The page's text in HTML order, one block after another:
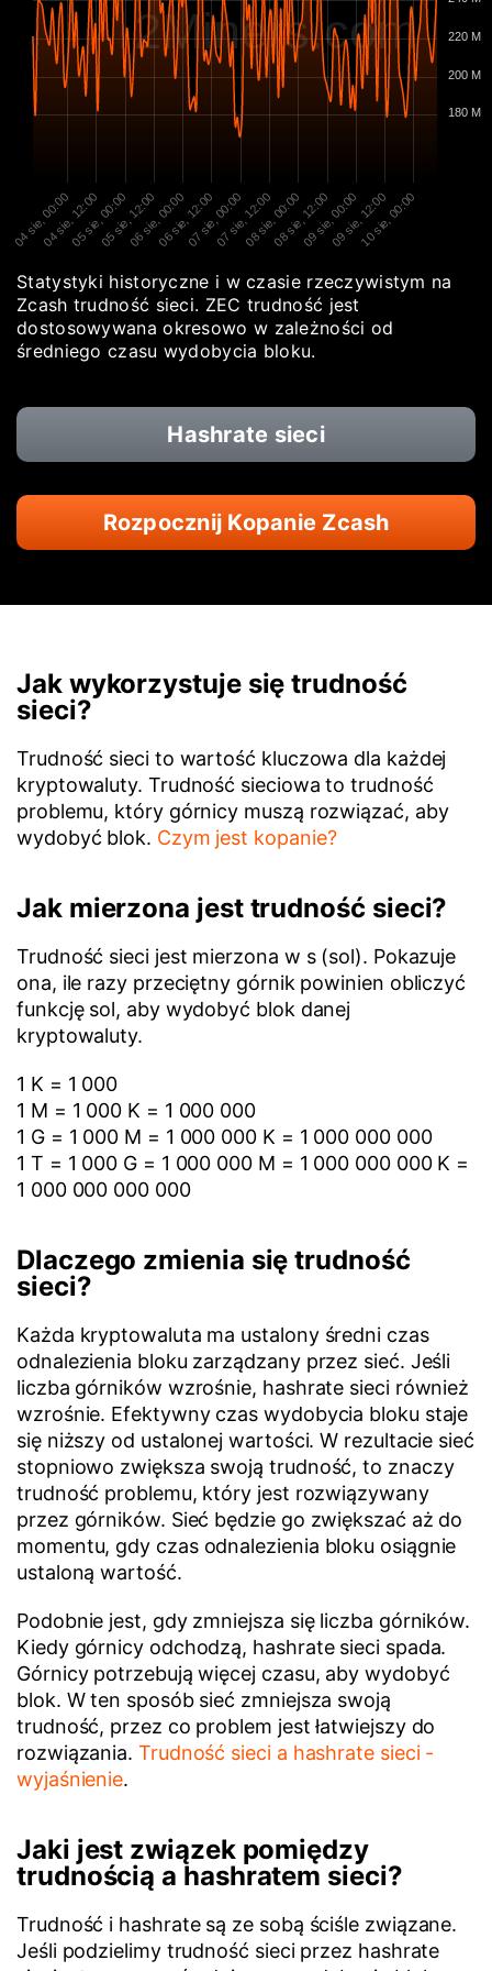
2Miners.com
04 sie, 00:00
04 sie, 12:0005 sie, 00:0005 sie, 12:0006 sie, 00:0006 sie, 12:0007 sie, 00:0007 sie, 12:0008 sie, 00:0008 sie, 12:0009 sie, 00:0009 sie, 12:0010 sie, 00:00
180 M
200 M
220 M
Statystyki historyczne i w czasie rzeczywistym na
Zcash trudność sieci. ZEC trudność jest
dostosowywana okresowo w zależności od
średniego czasu wydobycia bloku.
Hashrate sieci
Rozpocznij Kopanie Zcash
Jak wykorzystuje się trudność
sieci?
Trudność sieci to wartość kluczowa dla każdej
kryptowaluty. Trudność sieciowa to trudność
problemu, który górnicy muszą rozwiązać, aby
wydobyć blok. Czym jest kopanie?
Jak mierzona jest trudność sieci?
Trudność sieci jest mierzona w s (sol). Pokazuje
ona, ile razy przeciętny górnik powinien obliczyć
funkcję sol, aby wydobyć blok danej
kryptowaluty.
1 K = 1 000
1 M = 1 000 K = 1 000 000
1 G = 1 000 M = 1 000 000 K = 1 000 000 000
1 T = 1 000 G = 1 000 000 M = 1 000 000 000 K =
1 000 000 000 000
Dlaczego zmienia się trudność
sieci?
Każda kryptowaluta ma ustalony średni czas
odnalezienia bloku zarządzany przez sieć. Jeśli
liczba górników wzrośnie, hashrate sieci również
wzrośnie. Efektywny czas wydobycia bloku staje
się niższy od ustalonej wartości. W rezultacie sieć
stopniowo zwiększa swoją trudność, to znaczy
trudność problemu, który jest rozwiązywany
przez górników. Sieć będzie go zwiększać aż do
momentu, gdy czas odnalezienia bloku osiągnie
ustaloną wartość.
Podobnie jest, gdy zmniejsza się liczba górników.
Kiedy górnicy odchodzą, hashrate sieci spada.
Górnicy potrzebują więcej czasu, aby wydobyć
blok. W ten sposób sieć zmniejsza swoją
trudność, przez co problem jest łatwiejszy do
rozwiązania. Trudność sieci a hashrate sieci -
wyjaśnienie.
Jaki jest związek pomiędzy
trudnością a hashratem sieci?
Trudność i hashrate są ze sobą ściśle związane.
Jeśli podzielimy trudność sieci przez hashrate